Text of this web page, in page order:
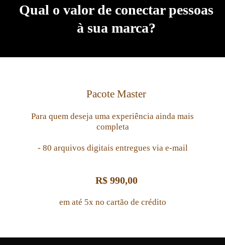
Qual o valor de conectar pessoas
à sua marca?
Pacote Master
Para quem deseja uma experiência ainda mais
completa
- 80 arquivos digitais entregues via e-mail
R$ 990,00
em até 5x no cartão de crédito